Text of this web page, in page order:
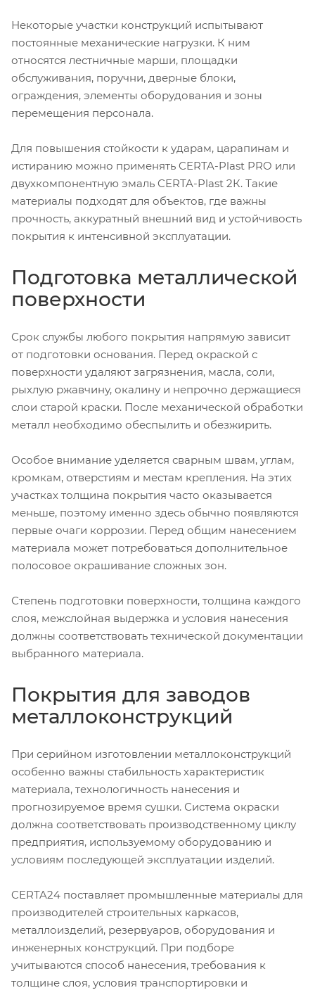
Некоторые участки конструкций испытывают
постоянные механические нагрузки. К ним
относятся лестничные марши, площадки
обслуживания, поручни, дверные блоки,
ограждения, элементы оборудования и зоны
перемещения персонала.
Для повышения стойкости к ударам, царапинам и
истиранию можно применять CERTA-Plast PRO или
двухкомпонентную эмаль CERTA-Plast 2К. Такие
материалы подходят для объектов, где важны
прочность, аккуратный внешний вид и устойчивость
покрытия к интенсивной эксплуатации.
Подготовка металлической
поверхности
Срок службы любого покрытия напрямую зависит
от подготовки основания. Перед окраской с
поверхности удаляют загрязнения, масла, соли,
рыхлую ржавчину, окалину и непрочно держащиеся
слои старой краски. После механической обработки
металл необходимо обеспылить и обезжирить.
Особое внимание уделяется сварным швам, углам,
кромкам, отверстиям и местам крепления. На этих
участках толщина покрытия часто оказывается
меньше, поэтому именно здесь обычно появляются
первые очаги коррозии. Перед общим нанесением
материала может потребоваться дополнительное
полосовое окрашивание сложных зон.
Степень подготовки поверхности, толщина каждого
слоя, межслойная выдержка и условия нанесения
должны соответствовать технической документации
выбранного материала.
Покрытия для заводов
металлоконструкций
При серийном изготовлении металлоконструкций
особенно важны стабильность характеристик
материала, технологичность нанесения и
прогнозируемое время сушки. Система окраски
должна соответствовать производственному циклу
предприятия, используемому оборудованию и
условиям последующей эксплуатации изделий.
CERTA24 поставляет промышленные материалы для
производителей строительных каркасов,
металлоизделий, резервуаров, оборудования и
инженерных конструкций. При подборе
учитываются способ нанесения, требования к
толщине слоя, условия транспортировки и